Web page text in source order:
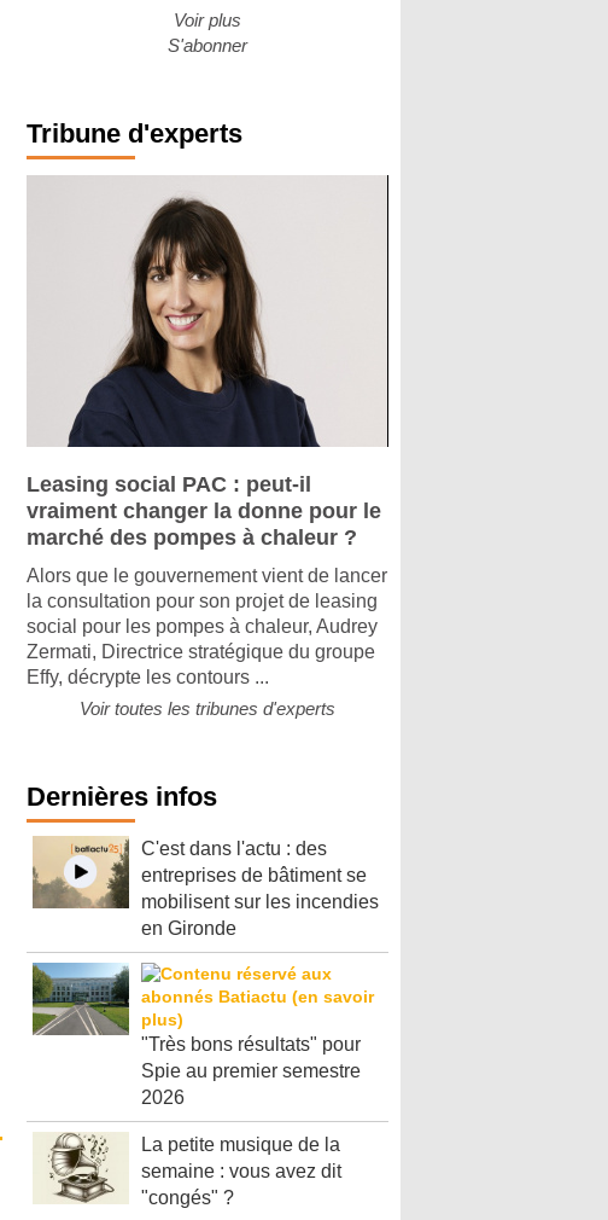
Voir plus
S'abonner
Tribune d'experts
Leasing social PAC : peut-il
vraiment changer la donne pour le
marché des pompes à chaleur ?
Alors que le gouvernement vient de lancer
la consultation pour son projet de leasing
social pour les pompes à chaleur, Audrey
Zermati, Directrice stratégique du groupe
Effy, décrypte les contours ...
Voir toutes les tribunes d'experts
Dernières infos
C'est dans l'actu : des
entreprises de bâtiment se
mobilisent sur les incendies
en Gironde
"Très bons résultats" pour
Spie au premier semestre
2026
La petite musique de la
semaine : vous avez dit
"congés" ?